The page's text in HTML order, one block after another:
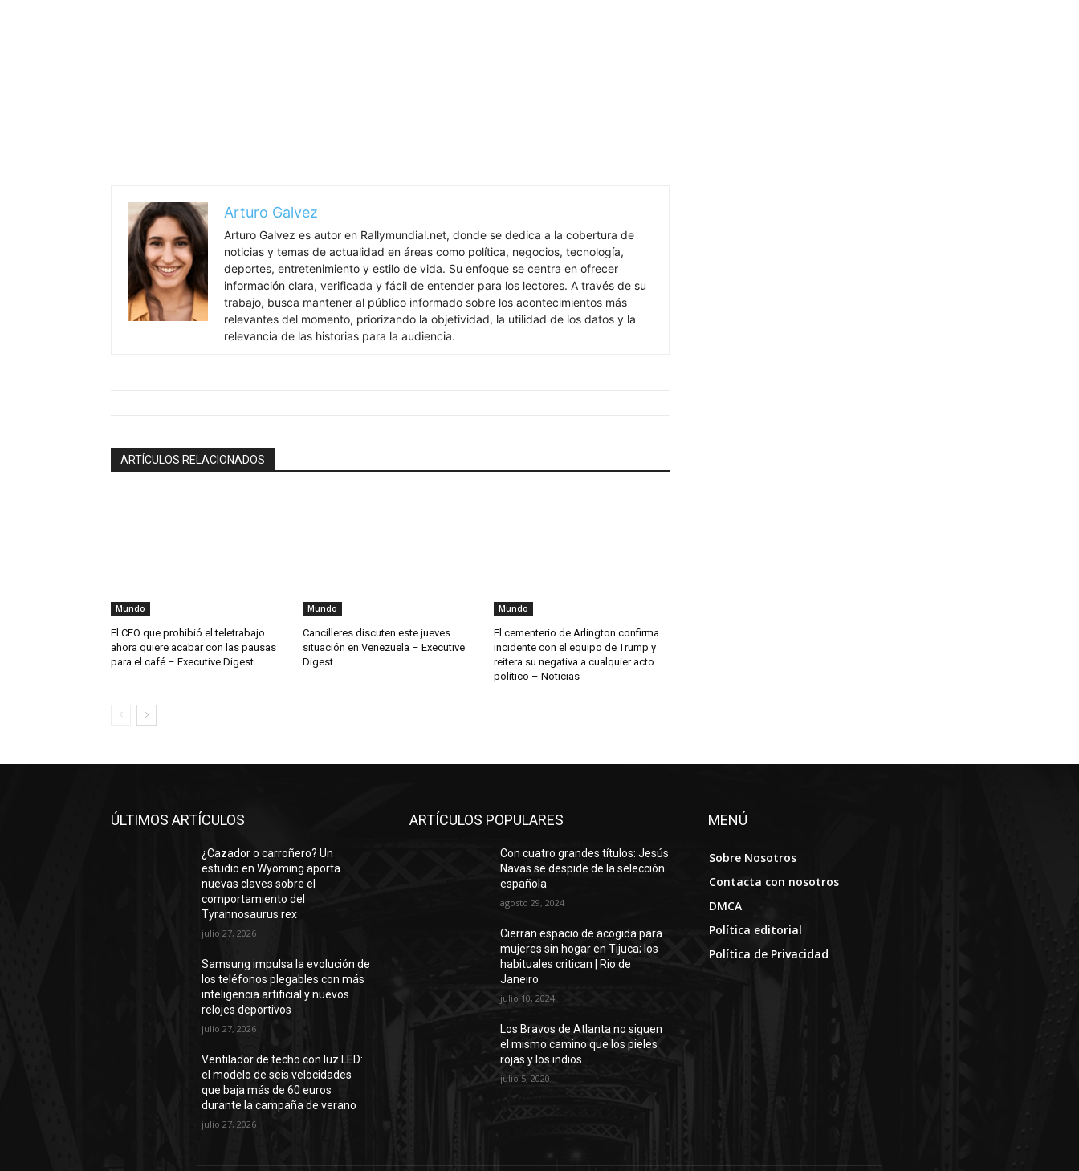
Arturo Galvez
Arturo Galvez es autor en Rallymundial.net, donde se dedica a la cobertura de
noticias y temas de actualidad en áreas como política, negocios, tecnología,
deportes, entretenimiento y estilo de vida. Su enfoque se centra en ofrecer
información clara, verificada y fácil de entender para los lectores. A través de su
trabajo, busca mantener al público informado sobre los acontecimientos más
relevantes del momento, priorizando la objetividad, la utilidad de los datos y la
relevancia de las historias para la audiencia.
ARTÍCULOS RELACIONADOS
Mundo
El CEO que prohibió el teletrabajo
ahora quiere acabar con las pausas
para el café – Executive Digest
Mundo
Cancilleres discuten este jueves
situación en Venezuela – Executive
Digest
Mundo
El cementerio de Arlington confirma
incidente con el equipo de Trump y
reitera su negativa a cualquier acto
político – Noticias
ÚLTIMOS ARTÍCULOS
¿Cazador o carroñero? Un
estudio en Wyoming aporta
nuevas claves sobre el
comportamiento del
Tyrannosaurus rex
julio 27, 2026
Samsung impulsa la evolución de
los teléfonos plegables con más
inteligencia artificial y nuevos
relojes deportivos
julio 27, 2026
Ventilador de techo con luz LED:
el modelo de seis velocidades
que baja más de 60 euros
durante la campaña de verano
julio 27, 2026
ARTÍCULOS POPULARES
Con cuatro grandes títulos: Jesús
Navas se despide de la selección
española
agosto 29, 2024
Cierran espacio de acogida para
mujeres sin hogar en Tijuca; los
habituales critican | Rio de
Janeiro
julio 10, 2024
Los Bravos de Atlanta no siguen
el mismo camino que los pieles
rojas y los indios
julio 5, 2020
MENÚ
Sobre Nosotros
Contacta con nosotros
DMCA
Política editorial
Política de Privacidad